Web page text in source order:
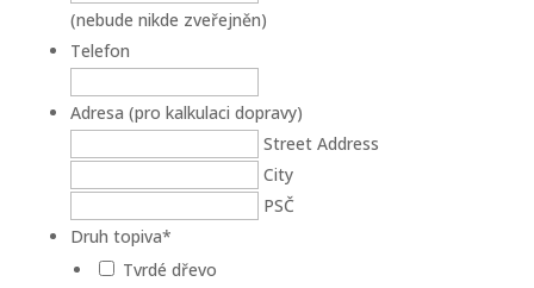
(nebude nikde zveřejněn)
Telefon
Adresa (pro kalkulaci dopravy)
Street Address
City
PSČ
Druh topiva*
Tvrdé dřevo